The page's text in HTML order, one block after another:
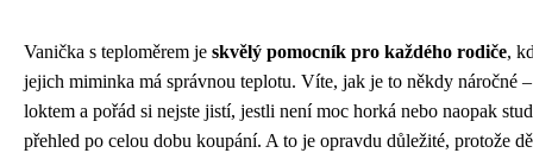
Vanička s teploměrem je skvělý pomocník pro každého rodiče,
jejich miminka má správnou teplotu. Víte, jak je to někdy náročné
loktem a pořád si nejste jistí, jestli není moc horká nebo naopak
přehled po celou dobu koupání. A to je opravdu důležité, protože